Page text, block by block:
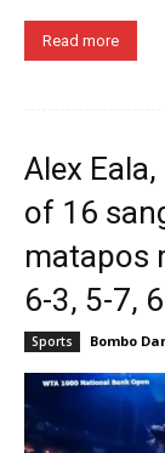
Read more
Alex
of 16
matapos
6-3, 5-7,
Sports Bombo